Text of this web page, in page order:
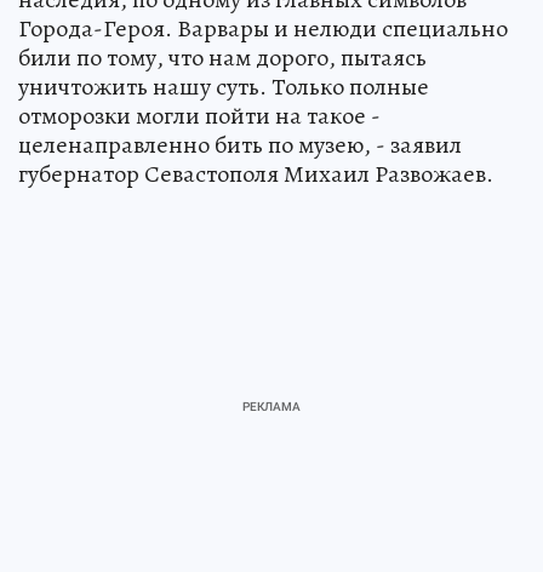
Города-Героя. Варвары и нелюди специально
били по тому, что нам дорого, пытаясь
уничтожить нашу суть. Только полные
отморозки могли пойти на такое -
целенаправленно бить по музею, - заявил
губернатор Севастополя Михаил Развожаев.